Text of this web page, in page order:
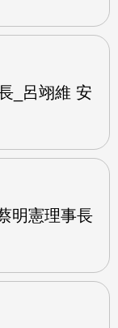
_呂翊維 安
明憲理事長